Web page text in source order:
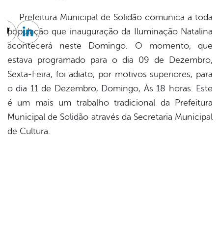
Prefeitura Municipal de Solidão comunica a toda
população que inauguração da Iluminação Natalina
acontecerá neste Domingo. O momento, que
estava programado para o dia 09 de Dezembro,
Sexta-Feira, foi adiato, por motivos superiores, para
o dia 11 de Dezembro, Domingo, Às 18 horas. Este
é um mais um trabalho tradicional da Prefeitura
Municipal de Solidão através da Secretaria Municipal
de Cultura.
Twitter
Linkedin